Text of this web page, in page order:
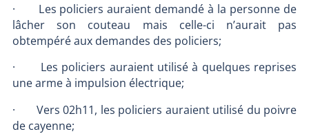
· Les policiers auraient demandé à la personne de
lâcher son couteau mais celle-ci n’aurait pas
obtempéré aux demandes des policiers;
· Les policiers auraient utilisé à quelques reprises
une arme à impulsion électrique;
· Vers 02h11, les policiers auraient utilisé du poivre
de cayenne;